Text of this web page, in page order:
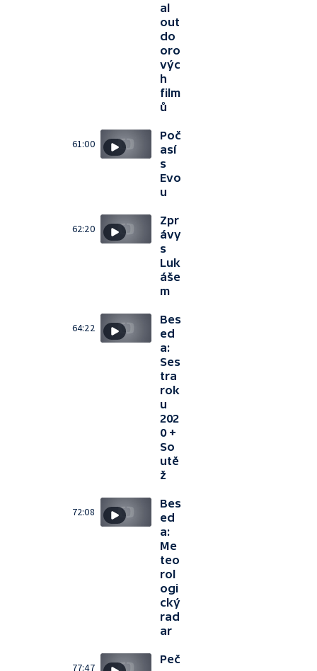
al
out
do
oro
výc
h
film
ů
61:00
Poč
así
s
Evo
u
62:20
Zpr
ávy
s
Luk
áše
m
64:22
Bes
ed
a:
Ses
tra
rok
u
202
0 +
So
utě
ž
72:08
Bes
ed
a:
Me
teo
rol
ogi
cký
rad
ar
77:47
Peč